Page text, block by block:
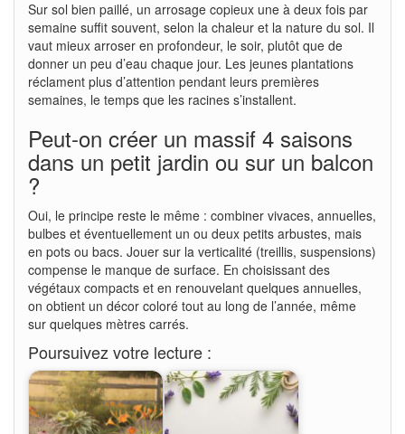
Sur sol bien paillé, un arrosage copieux une à deux fois par
semaine suffit souvent, selon la chaleur et la nature du sol. Il
vaut mieux arroser en profondeur, le soir, plutôt que de
donner un peu d’eau chaque jour. Les jeunes plantations
réclament plus d’attention pendant leurs premières
semaines, le temps que les racines s’installent.
Peut-on créer un massif 4 saisons
dans un petit jardin ou sur un balcon
?
Oui, le principe reste le même : combiner vivaces, annuelles,
bulbes et éventuellement un ou deux petits arbustes, mais
en pots ou bacs. Jouer sur la verticalité (treillis, suspensions)
compense le manque de surface. En choisissant des
végétaux compacts et en renouvelant quelques annuelles,
on obtient un décor coloré tout au long de l’année, même
sur quelques mètres carrés.
Poursuivez votre lecture :